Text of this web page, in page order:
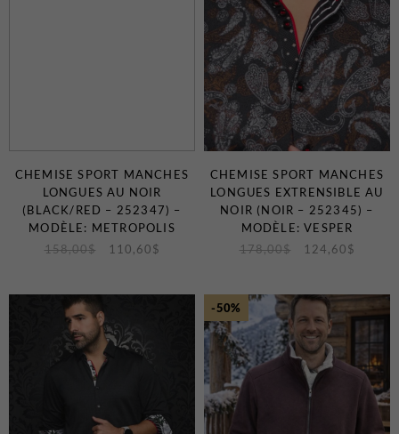
CHEMISE SPORT MANCHES
LONGUES AU NOIR
(BLACK/RED – 252347) –
MODÈLE: METROPOLIS
158,00$ 110,60 $
CHEMISE SPORT MANCHES
LONGUES EXTRENSIBLE AU
NOIR (NOIR – 252345) –
MODÈLE: VESPER
178,00$ 124,60 $
-50%